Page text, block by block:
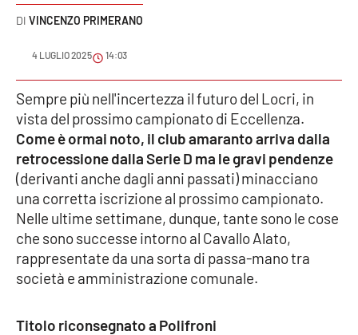
Podcast
Meteo
Editoriali
VIDEO
Ambiente
Cronaca
Cultura
VINCENZO PRIMERANO
4 LUGLIO 2025 14:03
Sempre più nell'incertezza il futuro del Locri, in
vista del prossimo campionato di Eccellenza.
Come è ormai noto, il club amaranto arriva dalla
retrocessione dalla Serie D ma le gravi pendenze
(derivanti anche dagli anni passati) minacciano
una corretta iscrizione al prossimo campionato.
Nelle ultime settimane, dunque, tante sono le cose
che sono successe intorno al Cavallo Alato,
rappresentate da una sorta di passa-mano tra
società e amministrazione comunale.
Titolo riconsegnato a Polifroni